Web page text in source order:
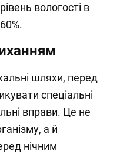
вологості в
шляхи, перед
спеціальні
вправи. Це не
а й
нічним